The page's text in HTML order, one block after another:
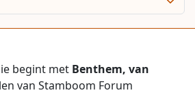
begint met Benthem, van
van Stamboom Forum